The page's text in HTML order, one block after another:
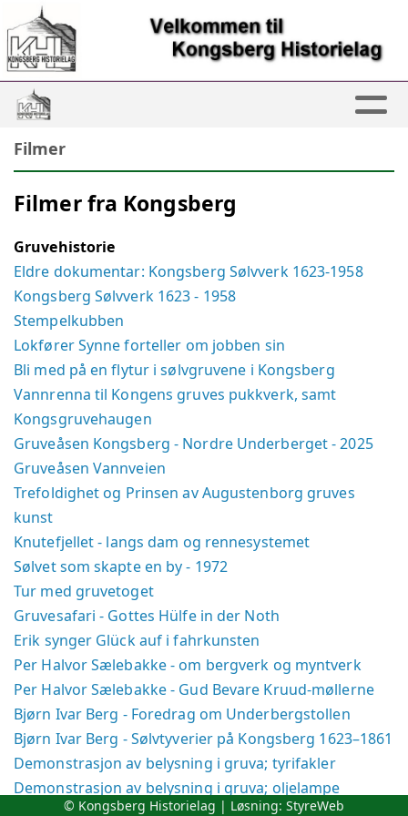
Filmer
Filmer fra Kongsberg
Gruvehistorie
Eldre dokumentar: Kongsberg Sølvverk 1623-1958
Kongsberg Sølvverk 1623 - 1958
Stempelkubben
Lokfører Synne forteller om jobben sin
Bli med på en flytur i sølvgruvene i Kongsberg
Vannrenna til Kongens gruves pukkverk, samt
Kongsgruvehaugen
Gruveåsen Kongsberg - Nordre Underberget - 2025
Gruveåsen Vannveien
Trefoldighet og Prinsen av Augustenborg gruves
kunst
Knutefjellet - langs dam og rennesystemet
Sølvet som skapte en by - 1972
Tur med gruvetoget
Gruvesafari - Gottes Hülfe in der Noth
Erik synger Glück auf i fahrkunsten
Per Halvor Sælebakke - om bergverk og myntverk
Per Halvor Sælebakke - Gud Bevare Kruud-møllerne
Bjørn Ivar Berg - Foredrag om Underbergstollen
Bjørn Ivar Berg - Sølvtyverier på Kongsberg 1623–1861
Demonstrasjon av belysning i gruva; tyrifakler
Demonstrasjon av belysning i gruva; oljelampe
Demonstrasjon av belysning i gruva; talglampe
© Kongsberg Historielag | Løsning: StyreWeb